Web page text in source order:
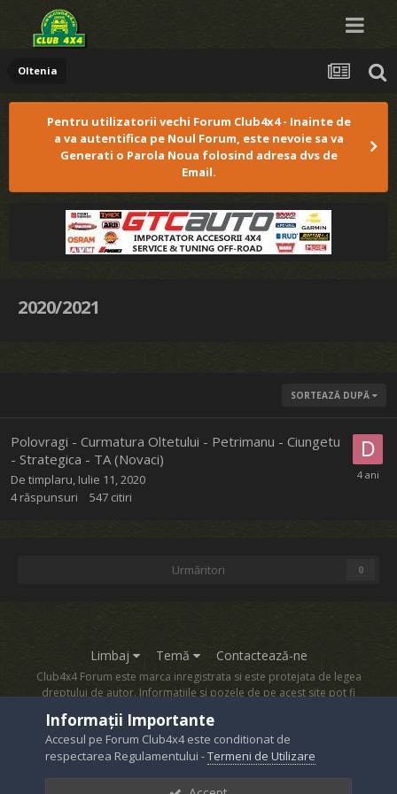
Oltenia
Pentru utilizatorii vechi Forum Club4x4 - Inainte de
a va autentifica pe Noul Forum, este nevoie sa va
Generati o Parola Noua folosind adresa dvs de
Email.
2020/2021
SORTEAZĂ DUPĂ
Polovragi - Curmatura Oltetului - Petrimanu - Ciungetu
- Strategica - TA (Novaci)
De timplaru Iulie 11, 2020
4 răspunsuri 547 citiri
Urmăritori 0
Limbaj Temă Contactează-ne
Club4x4 Forum este marca inregistrata si este protejata de legea
dreptului de autor. Informatiile si pozele de pe acest site pot fi
Powered by Invision Community
Informații Importante
Accesul pe Forum Club4x4 este conditionat de
respectarea Regulamentului -Termeni de Utilizare